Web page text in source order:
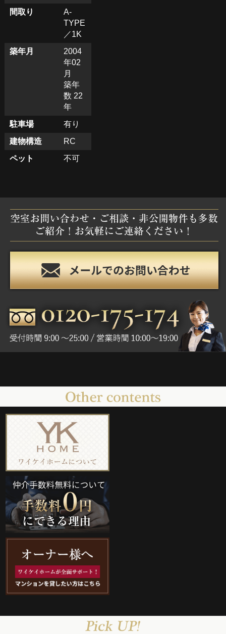
間取り
A-
TYPE
／1K
築年月
2004
年02
月
築年
数 22
年
駐車場
有り
建物構造
RC
ペット
不可